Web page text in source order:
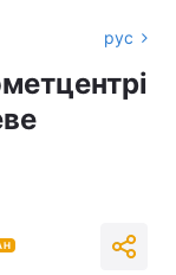
рус